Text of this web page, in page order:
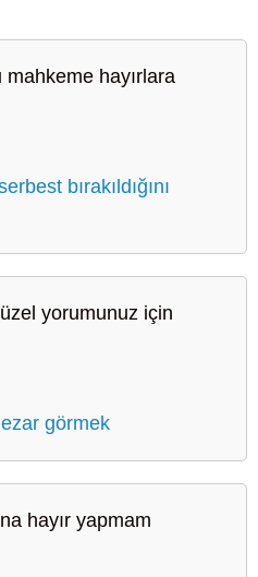
mahkeme hayırlara
bırakıldığını
yorumunuz için
görmek
hayır yapmam